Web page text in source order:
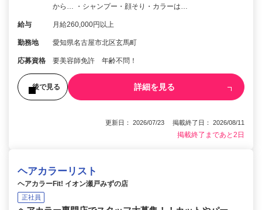
から… ・シャンプー・顔そり・カラーは…
給与 月給260,000円以上
勤務地 愛知県名古屋市北区玄馬町
応募資格 要美容師免許 年齢不問！
後で見る 詳細を見る
更新日： 2026/07/23 掲載終了日： 2026/08/11
掲載終了まであと2日
ヘアカラーリスト
ヘアカラーFit! イオン瀬戸みずの店
正社員